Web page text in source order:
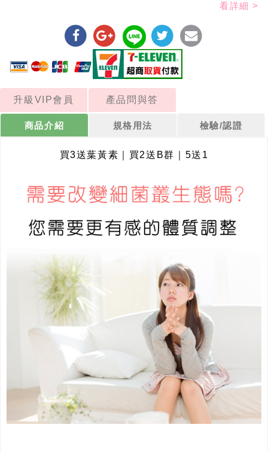
看詳細 >
升級VIP會員 產品問與答
商品介紹 規格用法 檢驗/認證
買3送葉黃素 買2送B群 5送1